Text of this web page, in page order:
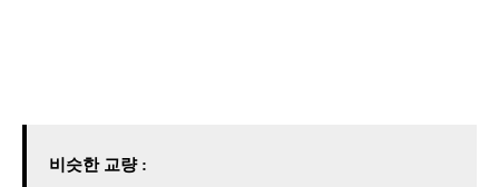
비슷한 교량 :